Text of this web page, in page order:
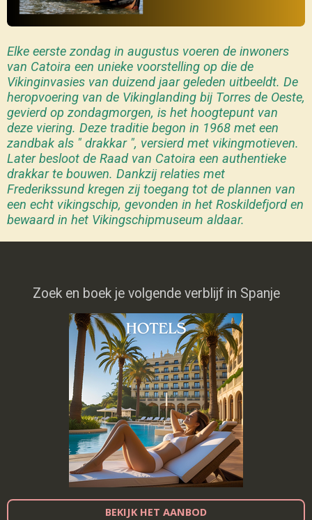
Elke eerste zondag in augustus voeren de inwoners
van Catoira een unieke voorstelling op die de
Vikinginvasies van duizend jaar geleden uitbeeldt. De
heropvoering van de Vikinglanding bij Torres de Oeste,
gevierd op zondagmorgen, is het hoogtepunt van
deze viering. Deze traditie begon in 1968 met een
zandbak als " drakkar ", versierd met vikingmotieven.
Later besloot de Raad van Catoira een authentieke
drakkar te bouwen. Dankzij relaties met
Frederikssund kregen zij toegang tot de plannen van
een echt vikingschip, gevonden in het Roskildefjord en
bewaard in het Vikingschipmuseum aldaar.
Zoek en boek je volgende verblijf in Spanje
BEKIJK HET AANBOD